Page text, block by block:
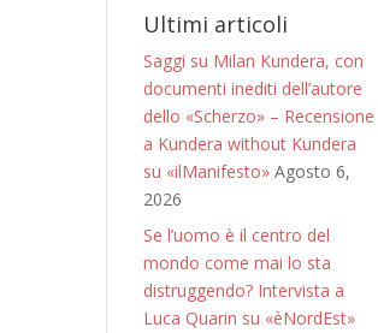
Ultimi articoli
Saggi su Milan Kundera, con
documenti inediti dell’autore
dello «Scherzo» – Recensione
a Kundera without Kundera
su «ilManifesto» Agosto 6,
2026
Se l’uomo è il centro del
mondo come mai lo sta
distruggendo? Intervista a
Luca Quarin su «èNordEst»